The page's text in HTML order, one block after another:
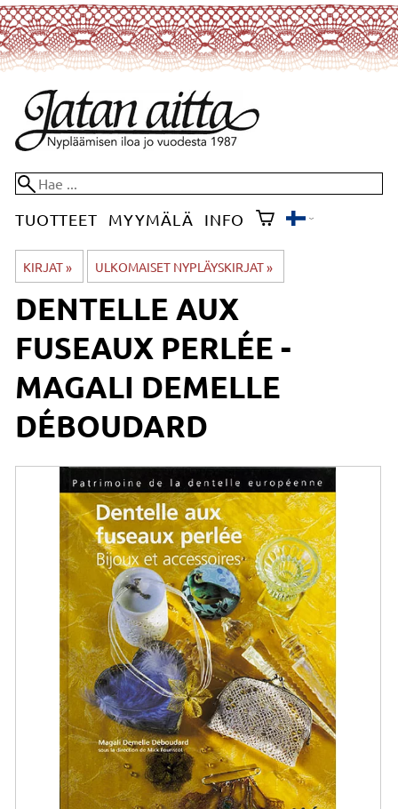
TUOTTEET MYYMÄLÄ INFO
KIRJAT‪» ULKOMAISET NYPLÄYSKIRJAT‪»
DENTELLE AUX
FUSEAUX PERLÉE -
MAGALI DEMELLE
DÉBOUDARD